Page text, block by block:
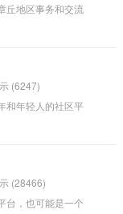
望这个论坛能够成
丘地区事务和交流
在线论坛。在这
，并与其他居民
是一个平台，为
互动的机会。
(6247)
和年轻人的社区平
义的交流和互动
以参与各种线上
于打造一个正能
让年轻人可以找到
(28466)
台，也可能是一个